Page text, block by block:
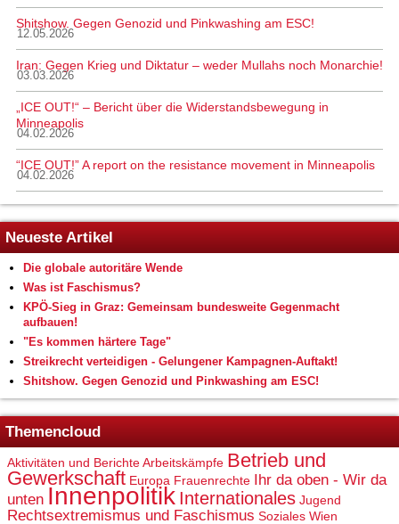
Shitshow. Gegen Genozid und Pinkwashing am ESC!
12.05.2026
Iran: Gegen Krieg und Diktatur – weder Mullahs noch Monarchie!
03.03.2026
„ICE OUT!“ – Bericht über die Widerstandsbewegung in
Minneapolis
04.02.2026
“ICE OUT!” A report on the resistance movement in Minneapolis
04.02.2026
Neueste Artikel
Die globale autoritäre Wende
Was ist Faschismus?
KPÖ-Sieg in Graz: Gemeinsam bundesweite Gegenmacht
aufbauen!
"Es kommen härtere Tage"
Streikrecht verteidigen - Gelungener Kampagnen-Auftakt!
Shitshow. Gegen Genozid und Pinkwashing am ESC!
Themencloud
Aktivitäten und BerichteArbeitskämpfe Betrieb und
Gewerkschaft Europa Frauenrechte
Ihr da oben - Wir da
unten Innenpolitik Internationales Jugend
Rechtsextremismus und Faschismus Soziales Wien